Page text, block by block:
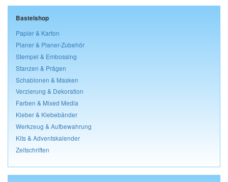
Bastelshop
Papier & Karton
Planer & Planer-Zubehör
Stempel & Embossing
Stanzen & Prägen
Schablonen & Masken
Verzierung & Dekoration
Farben & Mixed Media
Kleber & Klebebänder
Werkzeug & Aufbewahrung
Kits & Adventskalender
Zeitschriften